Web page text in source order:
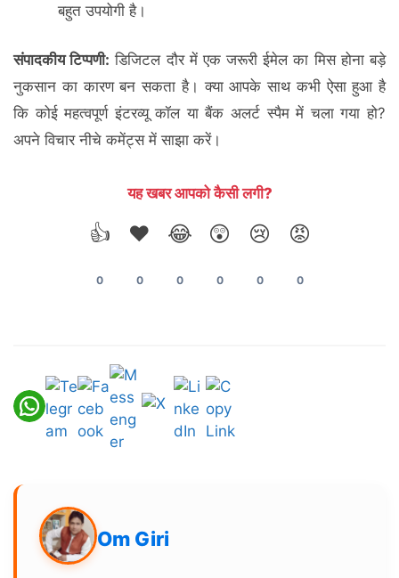
बहुत उपयोगी है।
संपादकीय टिप्पणी: डिजिटल दौर में एक जरूरी ईमेल का मिस होना बड़े
नुकसान का कारण बन सकता है। क्या आपके साथ कभी ऐसा हुआ है
कि कोई महत्वपूर्ण इंटरव्यू कॉल या बैंक अलर्ट स्पैम में चला गया हो?
अपने विचार नीचे कमेंट्स में साझा करें।
यह खबर आपको कैसी लगी?
👍
0
❤️
0
😂
0
😲
0
😢
0
😡
0
Om Giri